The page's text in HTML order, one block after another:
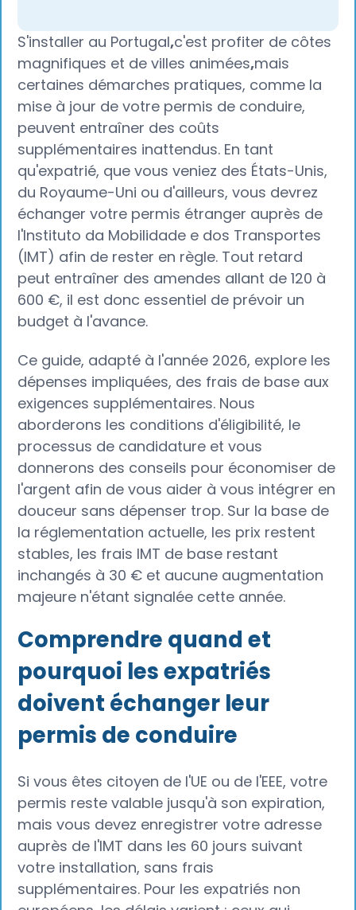
S'installer au Portugal,c'est profiter de côtes
magnifiques et de villes animées,mais
certaines démarches pratiques, comme la
mise à jour de votre permis de conduire,
peuvent entraîner des coûts
supplémentaires inattendus. En tant
qu'expatrié, que vous veniez des États-Unis,
du Royaume-Uni ou d'ailleurs, vous devrez
échanger votre permis étranger auprès de
l'Instituto da Mobilidade e dos Transportes
(IMT) afin de rester en règle. Tout retard
peut entraîner des amendes allant de 120 à
600 €, il est donc essentiel de prévoir un
budget à l'avance.
Ce guide, adapté à l'année 2026, explore les
dépenses impliquées, des frais de base aux
exigences supplémentaires. Nous
aborderons les conditions d'éligibilité, le
processus de candidature et vous
donnerons des conseils pour économiser de
l'argent afin de vous aider à vous intégrer en
douceur sans dépenser trop. Sur la base de
la réglementation actuelle, les prix restent
stables, les frais IMT de base restant
inchangés à 30 € et aucune augmentation
majeure n'étant signalée cette année.
Comprendre quand et
pourquoi les expatriés
doivent échanger leur
permis de conduire‍
Si vous êtes citoyen de l'UE ou de l'EEE, votre
permis reste valable jusqu'à son expiration,
mais vous devez enregistrer votre adresse
auprès de l'IMT dans les 60 jours suivant
votre installation, sans frais
supplémentaires. Pour les expatriés non